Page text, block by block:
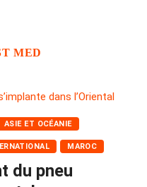
MED
ASIE ET OCÉANIE
MAROC
du pneu